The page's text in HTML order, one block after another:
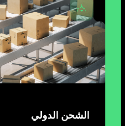
الشحن الدولي